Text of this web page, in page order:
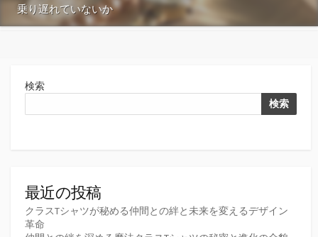
乗り遅れていないか
検索
検索
最近の投稿
クラスTシャツが秘める仲間との絆と未来を変えるデザイン
革命